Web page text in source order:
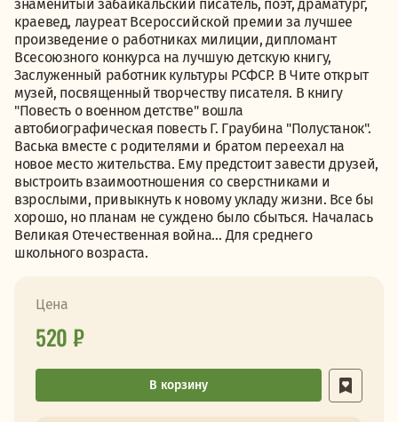
знаменитый забайкальский писатель, поэт, драматург,
краевед, лауреат Всероссийской премии за лучшее
произведение о работниках милиции, дипломант
Всесоюзного конкурса на лучшую детскую книгу,
Заслуженный работник культуры РСФСР. В Чите открыт
музей, посвященный творчеству писателя. В книгу
"Повесть о военном детстве" вошла
автобиографическая повесть Г. Граубина "Полустанок".
Васька вместе с родителями и братом переехал на
новое место жительства. Ему предстоит завести друзей,
выстроить взаимоотношения со сверстниками и
взрослыми, привыкнуть к новому укладу жизни. Все бы
хорошо, но планам не суждено было сбыться. Началась
Великая Отечественная война… Для среднего
школьного возраста.
Цена
520 ₽
В корзину